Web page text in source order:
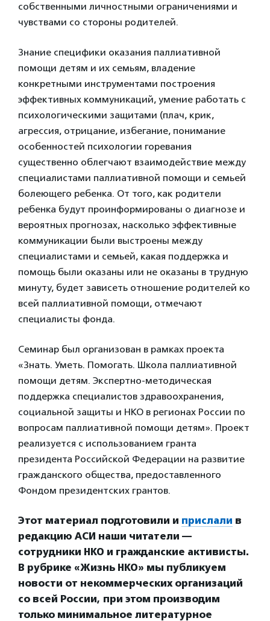
собственными личностными ограничениями и
чувствами со стороны родителей.
Знание специфики оказания паллиативной
помощи детям и их семьям, владение
конкретными инструментами построения
эффективных коммуникаций, умение работать с
психологическими защитами (плач, крик,
агрессия, отрицание, избегание, понимание
особенностей психологии горевания
существенно облегчают взаимодействие между
специалистами паллиативной помощи и семьей
болеющего ребенка. От того, как родители
ребенка будут проинформированы о диагнозе и
вероятных прогнозах, насколько эффективные
коммуникации были выстроены между
специалистами и семьей, какая поддержка и
помощь были оказаны или не оказаны в трудную
минуту, будет зависеть отношение родителей ко
всей паллиативной помощи, отмечают
специалисты фонда.
Семинар был организован в рамках проекта
«Знать. Уметь. Помогать. Школа паллиативной
помощи детям. Экспертно-методическая
поддержка специалистов здравоохранения,
социальной защиты и НКО в регионах России по
вопросам паллиативной помощи детям». Проект
реализуется с использованием гранта
президента Российской Федерации на развитие
гражданского общества, предоставленного
Фондом президентских грантов.
Этот материал подготовили и прислали в
редакцию АСИ наши читатели —
сотрудники НКО и гражданские активисты.
В рубрике «Жизнь НКО» мы публикуем
новости от некоммерческих организаций
со всей России, при этом производим
только минимальное литературное